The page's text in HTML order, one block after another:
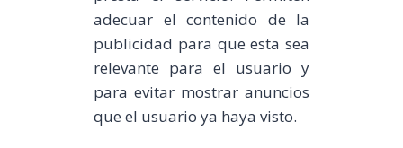
adecuar el contenido de la
publicidad para que esta sea
relevante para el usuario y
para evitar mostrar anuncios
que el usuario ya haya visto.